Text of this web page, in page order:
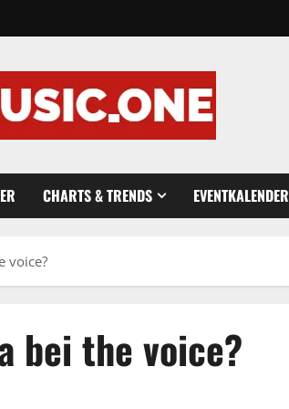
CHARTS & TRENDS EVENTKALENDER
voice?
bei the voice?